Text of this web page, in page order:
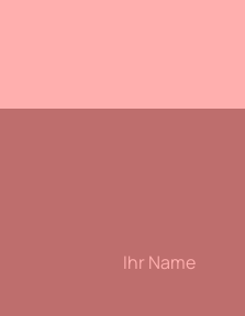
Ihr Name